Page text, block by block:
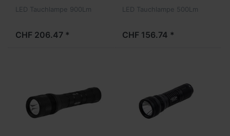
LED Tauchlampe 900Lm
CHF 206.47 *
LED Tauchlampe 500Lm
CHF 156.74 *